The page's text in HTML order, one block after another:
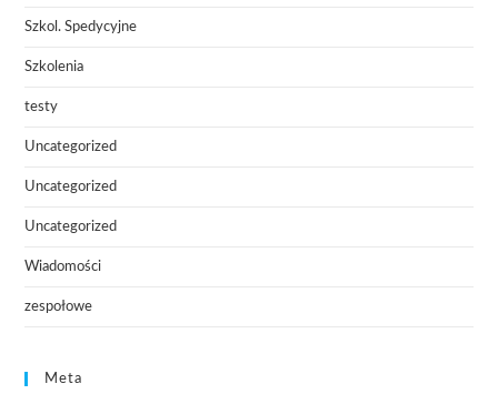
Szkol. Spedycyjne
Szkolenia
testy
Uncategorized
Uncategorized
Uncategorized
Wiadomości
zespołowe
Meta